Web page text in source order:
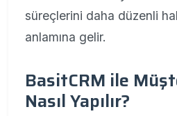
süreçlerini daha düzenli
anlamına gelir.
BasitCRM ile
Nasıl Yapılır?